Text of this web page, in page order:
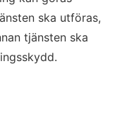
ska utföras,
tjänsten ska